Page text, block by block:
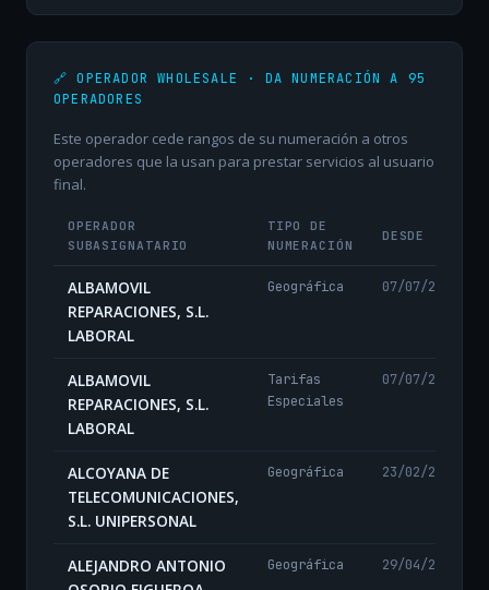
🔗 OPERADOR WHOLESALE · DA NUMERACIÓN A 95
OPERADORES
Este operador cede rangos de su numeración a otros
operadores que la usan para prestar servicios al usuario
final.
OPERADOR
SUBASIGNATARIO
TIPO DE
NUMERACIÓN
DESDE
ALBAMOVIL
REPARACIONES, S.L.
LABORAL
Geográfica 07/07/2026
ALBAMOVIL
REPARACIONES, S.L.
LABORAL
Tarifas
Especiales
07/07/2026
ALCOYANA DE
TELECOMUNICACIONES,
S.L. UNIPERSONAL
Geográfica 23/02/2024
ALEJANDRO ANTONIO
Geográfica 29/04/2024